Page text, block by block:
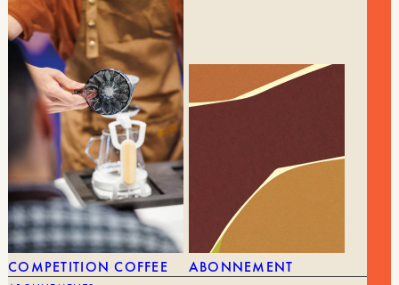
COMPETITION COFFEE ABONNEMENT
VOUS POURRIEZ AIMER AUSSI
TOUT VOIR